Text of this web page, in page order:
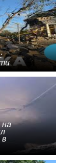
в